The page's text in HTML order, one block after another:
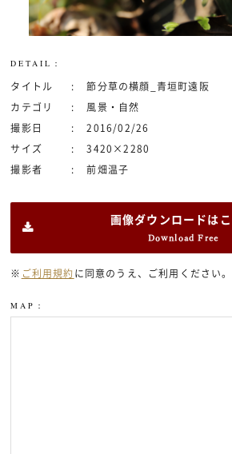
DETAIL：
タイトル 節分草の横顔_青垣町遠阪
カテゴリ 風景・自然
撮影日 2016/02/26
サイズ 3420×2280
撮影者 前畑温子
画像ダウンロードは
Download Free
※ ご利用規約 に同意のうえ、ご利用ください。
MAP：